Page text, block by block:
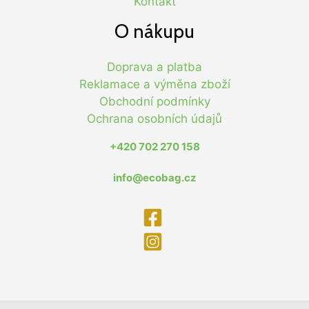
O nákupu
Doprava a platba
Reklamace a výměna zboží
Obchodní podmínky
Ochrana osobních údajů
+420 702 270 158
info@ecobag.cz